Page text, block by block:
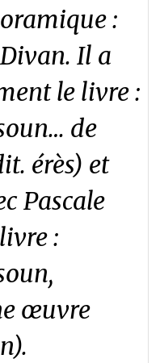
:
. Il a
le livre :
de
érès) et
Pascale
:
œuvre